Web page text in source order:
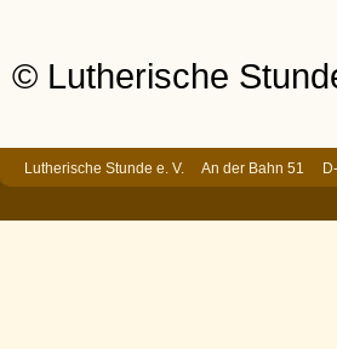
© Lutherische
Lutherische Stunde e. V. An der Bahn 51